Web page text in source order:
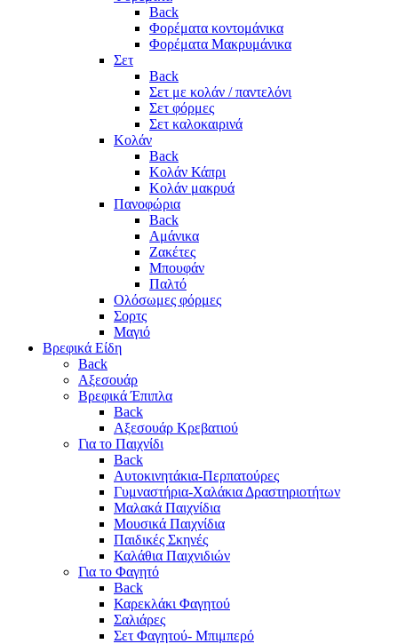
Back
Φορέματα κοντομάνικα
Φορέματα Μακρυμάνικα
Σετ
Back
Σετ με κολάν / παντελόνι
Σετ φόρμες
Σετ καλοκαιρινά
Κολάν
Back
Κολάν Κάπρι
Κολάν μακρυά
Πανοφώρια
Back
Αμάνικα
Ζακέτες
Μπουφάν
Παλτό
Ολόσωμες φόρμες
Σορτς
Μαγιό
Βρεφικά Είδη
Back
Αξεσουάρ
Βρεφικά Έπιπλα
Back
Αξεσουάρ Κρεβατιού
Για το Παιχνίδι
Back
Αυτοκινητάκια-Περπατούρες
Γυμναστήρια-Χαλάκια Δραστηριοτήτων
Μαλακά Παιχνίδια
Μουσικά Παιχνίδια
Παιδικές Σκηνές
Καλάθια Παιχνιδιών
Για το Φαγητό
Back
Καρεκλάκι Φαγητού
Σαλιάρες
Σετ Φαγητού- Μπιμπερό